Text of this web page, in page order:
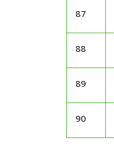
87
88
89
90